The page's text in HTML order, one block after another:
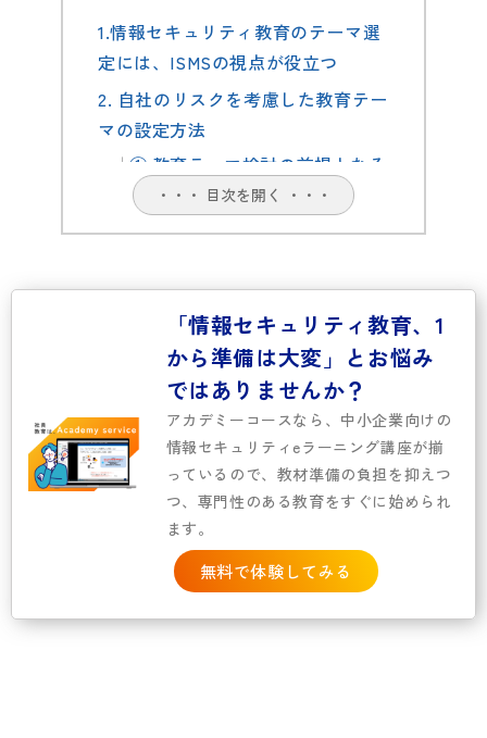
1.情報セキュリティ教育のテーマ選
定には、ISMSの視点が役立つ
2. 自社のリスクを考慮した教育テー
マの設定方法
① 教育テーマ検討の前提となる
「リスクの整理」
②整理したリスクの教育テーマ
3. 【具体例紹介】3つの情報セキュ
リティ教育のテーマ
テーマ①：標的型攻撃・なりす
まし連絡による判断ミスのリス
ク
テーマ②：情報の持ち出し・共
有範囲の拡大による情報漏えい
のリスク
テーマ③：サプライチェーンリ
スクと信頼の意識
4. 教育をイベントとして終わらせな
・・・ 目次を開く ・・・
「情報セキュリティ教育、1
から準備は大変」とお悩み
ではありませんか？
アカデミーコースなら、中小企業向けの
情報セキュリティeラーニング講座が揃
っているので、教材準備の負担を抑えつ
つ、専門性のある教育をすぐに始められ
ます。
無料で体験してみる